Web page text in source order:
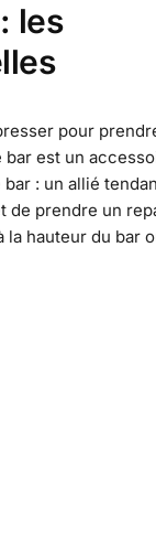
les
pour
est un
: un allié
de prendre un
hauteur du bar